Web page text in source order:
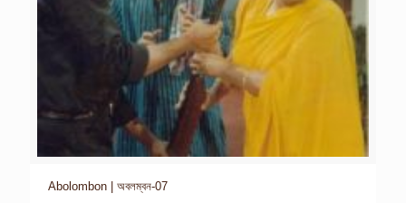
Abolombon | অবলম্বন-07